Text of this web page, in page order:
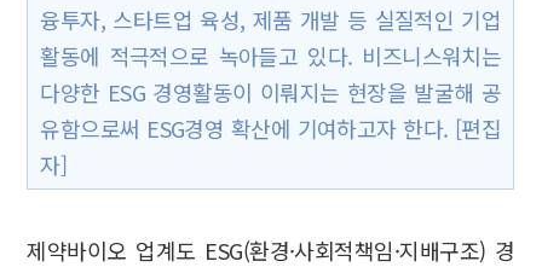
융투자, 스타트업 육성, 제품 개발 등 실질적인 기업
활동에 적극적으로 녹아들고 있다. 비즈니스워치는
다양한 ESG 경영활동이 이뤄지는 현장을 발굴해 공
유함으로써 ESG경영 확산에 기여하고자 한다. [편집
자]
제약바이오 업계도 ESG(환경·사회적책임·지배구조) 경